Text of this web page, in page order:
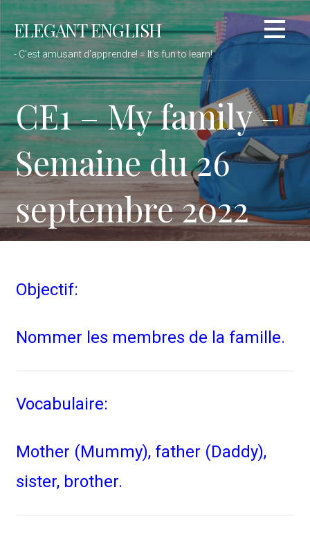
Passer
au
contenu
ELEGANT ENGLISH
- C'est amusant d'apprendre! = It’s fun to learn!
CE1 – My family –
Semaine du 26
septembre 2022
Objectif:
Nommer les membres de la famille.
Vocabulaire:
Mother (Mummy), father (Daddy),
sister, brother.